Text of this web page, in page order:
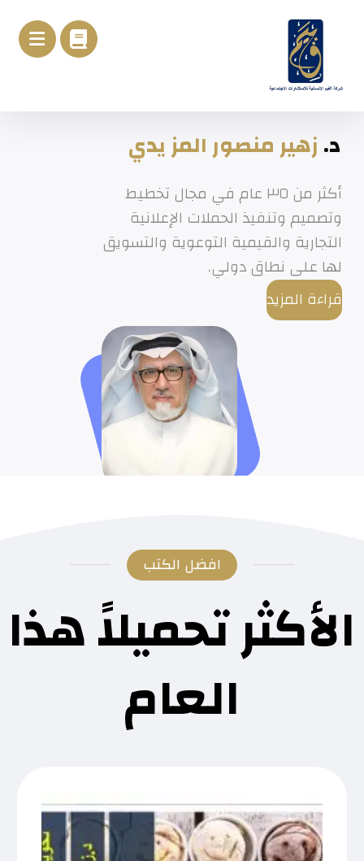
د.زهير منصور المز يدي
أكثر من ٣٥ عام في مجال تخطيط
وتصميم وتنفيذ الحملات الإعلانية
التجارية والقيمية التوعوية والتسويق
لها على نطاق دولي.
قراءة المزيد
افضل الكتب
الأكثر تحميلاً هذا
العام